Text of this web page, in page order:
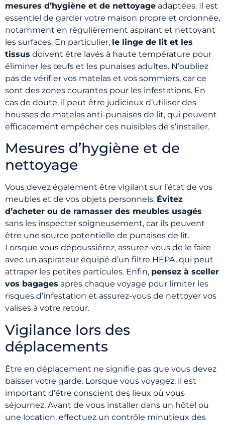
mesures d’hygiène et de nettoyage adaptées. Il est
essentiel de garder votre maison propre et ordonnée,
notamment en régulièrement aspirant et nettoyant
les surfaces. En particulier, le linge de lit et les
tissus doivent être lavés à haute température pour
éliminer les œufs et les punaises adultes. N’oubliez
pas de vérifier vos matelas et vos sommiers, car ce
sont des zones courantes pour les infestations. En
cas de doute, il peut être judicieux d’utiliser des
housses de matelas anti-punaises de lit, qui peuvent
efficacement empêcher ces nuisibles de s’installer.
Mesures d’hygiène et de
nettoyage
Vous devez également être vigilant sur l’état de vos
meubles et de vos objets personnels. Évitez
d’acheter ou de ramasser des meubles usagés
sans les inspecter soigneusement, car ils peuvent
être une source potentielle de punaises de lit.
Lorsque vous dépoussiérez, assurez-vous de le faire
avec un aspirateur équipé d’un filtre HEPA, qui peut
attraper les petites particules. Enfin, pensez à sceller
vos bagages après chaque voyage pour limiter les
risques d’infestation et assurez-vous de nettoyer vos
valises à votre retour.
Vigilance lors des
déplacements
Être en déplacement ne signifie pas que vous devez
baisser votre garde. Lorsque vous voyagez, il est
important d’être conscient des lieux où vous
séjournez. Avant de vous installer dans un hôtel ou
une location, effectuez un contrôle minutieux des